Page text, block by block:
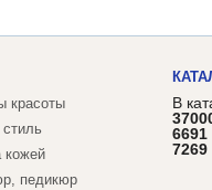
красоты
кожей
педикюр
В
6691
7269